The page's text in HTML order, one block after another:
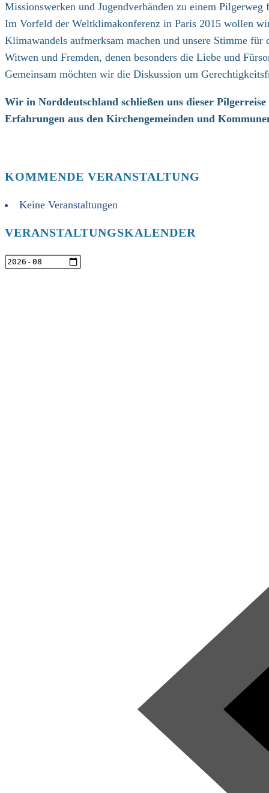
Missionswerken und Jugendverbänden zu einem
Im Vorfeld der Weltklimakonferenz in Paris 2015 wollen
Klimawandels aufmerksam machen und unsere Stimme
Witwen und Fremden, denen besonders die Liebe und
Gemeinsam möchten wir die Diskussion um
Wir in Norddeutschland schließen uns dieser
Erfahrungen aus den Kirchengemeinden und
KOMMENDE VERANSTALTUNG
Keine Veranstaltungen
VERANSTALTUNGSKALENDER